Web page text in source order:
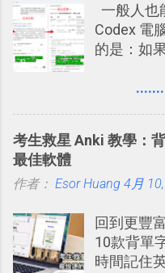
2016/7/7
帳？我的
2016/7/13
2016/8
技！最想
急時間管
用 Trello
2017/6 新
旅行？我
標籤在他
相片圖片
審查」的
鴉牆上，
一般人也
Codex 電
的是：如
（
打造一個
考生救星 Anki 教學：
最佳軟體
作者： Esor Huang 4月
回到更豐
10款背單
時間記住